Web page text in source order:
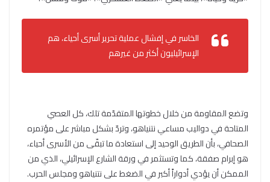
الخاسر في إفشال عملية تحرير أسرى أحياء، هم
الإسرائيليون أكثر من غيرهم
وتضع المقاومة من خلال خطوتها المتقدّمة تلك، كل العصي
المتاحة في دواليب مساعي نتنياهو، وتردّ بشكل مباشر على مؤتمره
الصحافي، بأن الطريق الوحيد إلى استعادة ما تبقّى من الأسرى أحياء،
هو إبرام صفقة، كما وتستثمر في ورقة الشارع الإسرائيلي، الذي من
الممكن أن يؤدي أدواراً أكبر في الضغط على نتنياهو ومجلس الحرب.